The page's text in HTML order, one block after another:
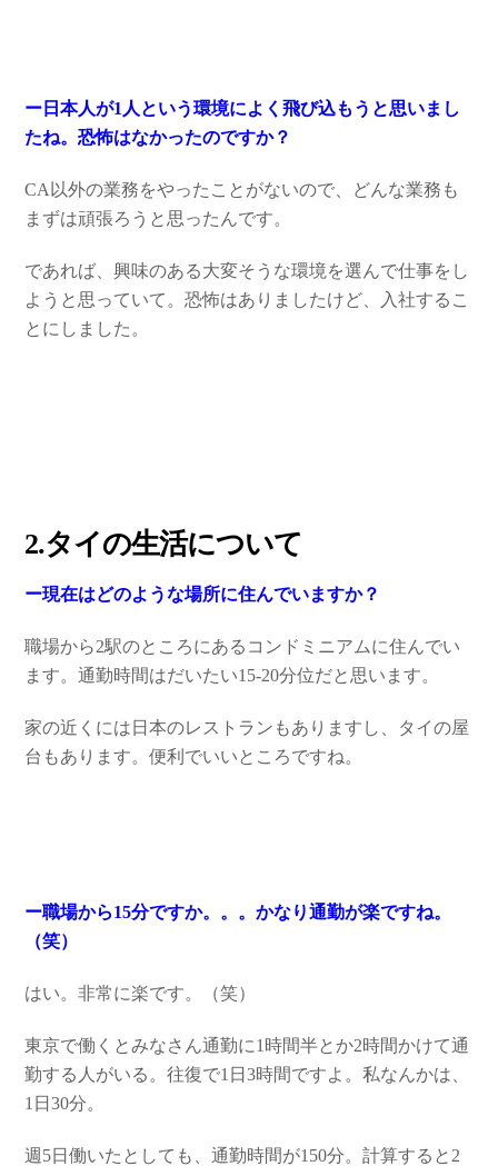
ー日本人が1人という環境によく飛び込もうと思いまし
たね。恐怖はなかったのですか？
CA以外の業務をやったことがないので、どんな業務も
まずは頑張ろうと思ったんです。
であれば、興味のある大変そうな環境を選んで仕事をし
ようと思っていて。恐怖はありましたけど、入社するこ
とにしました。
2.タイの生活について
ー現在はどのような場所に住んでいますか？
職場から2駅のところにあるコンドミニアムに住んでい
ます。通勤時間はだいたい15-20分位だと思います。
家の近くには日本のレストランもありますし、タイの屋
台もあります。便利でいいところですね。
ー職場から15分ですか。。。かなり通勤が楽ですね。
（笑）
はい。非常に楽です。（笑）
東京で働くとみなさん通勤に1時間半とか2時間かけて通
勤する人がいる。往復で1日3時間ですよ。私なんかは、
1日30分。
週5日働いたとしても、通勤時間が150分。計算すると2